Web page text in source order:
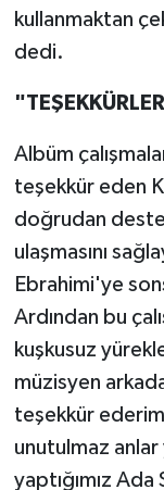
kullanmaktan
dedi.
Albüm
teşekkür eden
doğrudan
ulaşmasını
Ebrahimi'ye
Ardından bu
kuşkusuz
müzisyen
teşekkür
unutulmaz anlar
yaptığımız Ada